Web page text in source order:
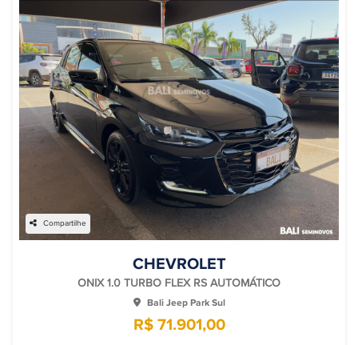
Compartilhe
CHEVROLET
ONIX 1.0 TURBO FLEX RS AUTOMÁTICO
Bali Jeep Park Sul
R$ 71.901,00